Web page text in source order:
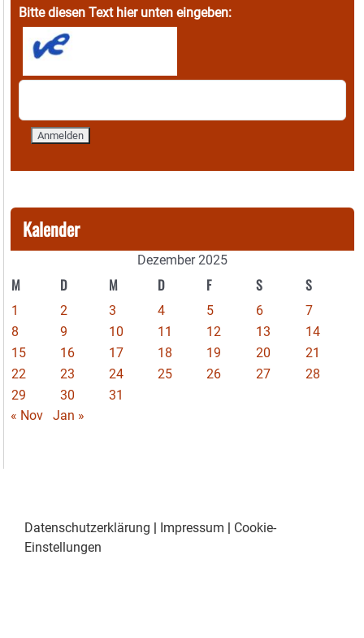
Bitte diesen Text hier unten eingeben:
Kalender
Dezember 2025
M D M D F S S
1 2 3 4 5 6
7
8
9 10 11 12 13
14
15
16 17 18 19 20
21
22
23 24 25 26 27
28
29
30
31
« Nov
Jan »
Datenschutzerklärung | Impressum | Cookie-
Einstellungen